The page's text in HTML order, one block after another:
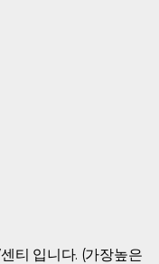
티 입니다. (가장높은